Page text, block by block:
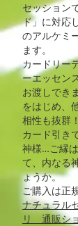
セッション
ド」に対応
のアルケミ
ます。
カードリー
ーエッセン
お渡しでき
をはじめ、
相性も抜群
カード引き
神様…ご縁
て、内なる
ょうか。​
ご購入は正
ナチュラル
リ 通販シ